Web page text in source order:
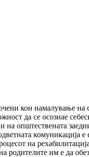
кон намалување
да се осознае
на општествената
комуникација
на
родителите им е да